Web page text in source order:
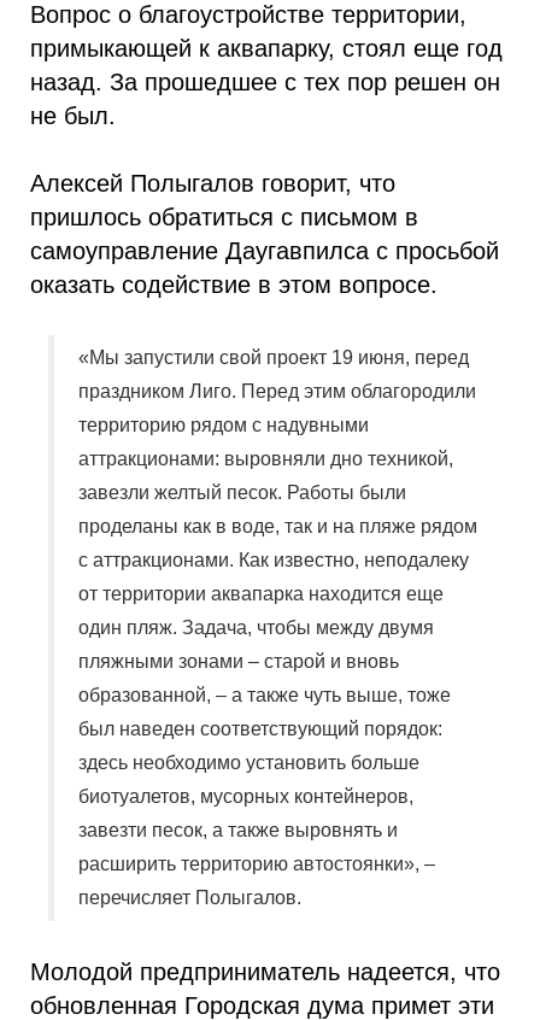
Вопрос о благоустройстве территории,
примыкающей к аквапарку, стоял еще год
назад. За прошедшее с тех пор решен он
не был.
Алексей Полыгалов говорит, что
пришлось обратиться с письмом в
самоуправление Даугавпилса с просьбой
оказать содействие в этом вопросе.
«Мы запустили свой проект 19 июня, перед
праздником Лиго. Перед этим облагородили
территорию рядом с надувными
аттракционами: выровняли дно техникой,
завезли желтый песок. Работы были
проделаны как в воде, так и на пляже рядом
с аттракционами. Как известно, неподалеку
от территории аквапарка находится еще
один пляж. Задача, чтобы между двумя
пляжными зонами – старой и вновь
образованной, – а также чуть выше, тоже
был наведен соответствующий порядок:
здесь необходимо установить больше
биотуалетов, мусорных контейнеров,
завезти песок, а также выровнять и
расширить территорию автостоянки», –
перечисляет Полыгалов.
Молодой предприниматель надеется, что
обновленная Городская дума примет эти